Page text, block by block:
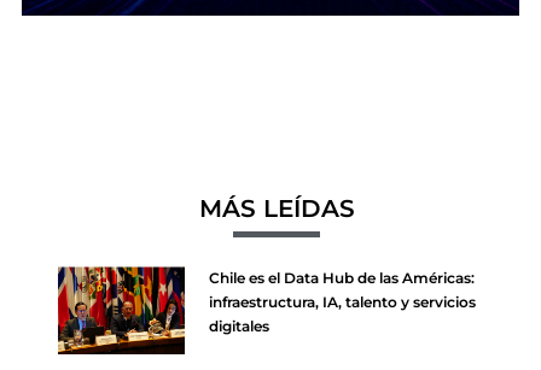
MÁS LEÍDAS
Chile es el Data Hub de las Américas:
infraestructura, IA, talento y servicios
digitales